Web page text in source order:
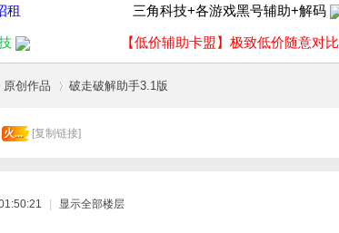
租 三角科技+各游戏黑号辅助+解码
【低价辅助卡盟】极致低价随意对比
原创作品 破走破解助手3.1版
火... [复制链接]
显示全部楼层